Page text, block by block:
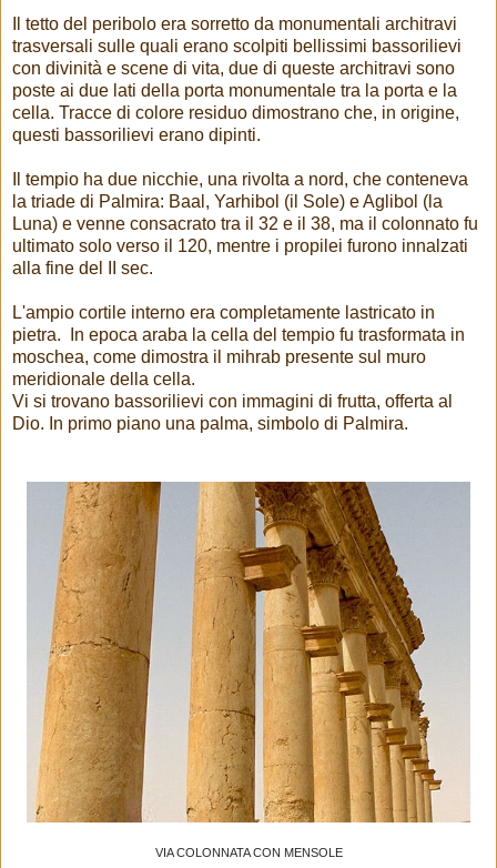
Il tetto del peribolo era sorretto da monumentali architravi
trasversali sulle quali erano scolpiti bellissimi bassorilievi
con divinità e scene di vita, due di queste architravi sono
poste ai due lati della porta monumentale tra la porta e la
cella. Tracce di colore residuo dimostrano che, in origine,
questi bassorilievi erano dipinti.
Il tempio ha due nicchie, una rivolta a nord, che conteneva
la triade di Palmira: Baal, Yarhibol (il Sole) e Aglibol (la
Luna) e venne consacrato tra il 32 e il 38, ma il colonnato fu
ultimato solo verso il 120, mentre i propilei furono innalzati
alla fine del II sec.
L'ampio cortile interno era completamente lastricato in
pietra. In epoca araba la cella del tempio fu trasformata in
moschea, come dimostra il mihrab presente sul muro
meridionale della cella.
Vi si trovano bassorilievi con immagini di frutta, offerta al
Dio. In primo piano una palma, simbolo di Palmira.
VIA COLONNATA CON MENSOLE